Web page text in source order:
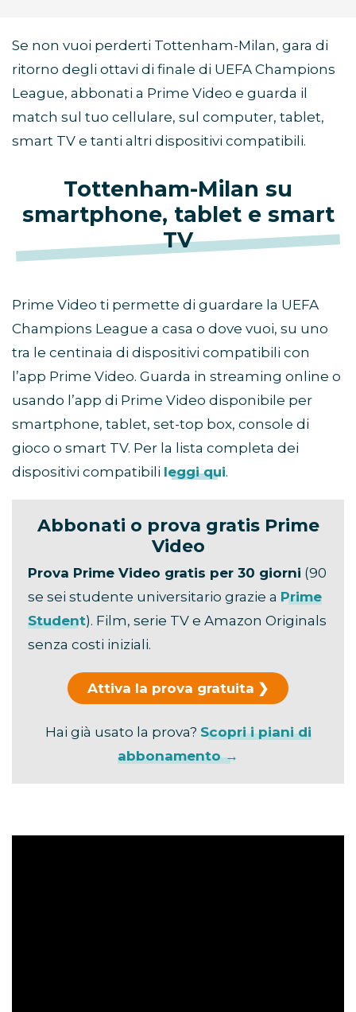
Se non vuoi perderti Tottenham-Milan, gara di
ritorno degli ottavi di finale di UEFA Champions
League, abbonati a Prime Video e guarda il
match sul tuo cellulare, sul computer, tablet,
smart TV e tanti altri dispositivi compatibili.
Tottenham-Milan su
smartphone, tablet e smart
TV
Prime Video ti permette di guardare la UEFA
Champions League a casa o dove vuoi, su uno
tra le centinaia di dispositivi compatibili con
l’app Prime Video. Guarda in streaming online o
usando l’app di Prime Video disponibile per
smartphone, tablet, set-top box, console di
gioco o smart TV. Per la lista completa dei
dispositivi compatibili leggi qui.
Abbonati o prova gratis Prime
Video
Prova Prime Video gratis per 30 giorni (90
se sei studente universitario grazie a Prime
Student). Film, serie TV e Amazon Originals
senza costi iniziali.
Attiva la prova gratuita
Hai già usato la prova? Scopri i piani di
abbonamento →